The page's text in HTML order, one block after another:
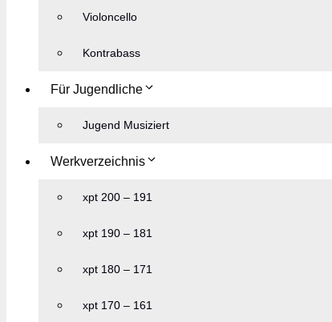
Violoncello
Kontrabass
Für Jugendliche
Jugend Musiziert
Werkverzeichnis
xpt 200 – 191
xpt 190 – 181
xpt 180 – 171
xpt 170 – 161